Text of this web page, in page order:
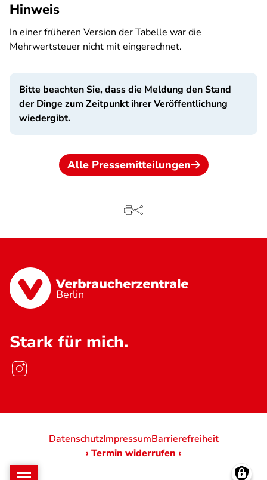
Hinweis
In einer früheren Version der Tabelle war die
Mehrwertsteuer nicht mit eingerechnet.
Bitte beachten Sie, dass die Meldung den Stand
der Dinge zum Zeitpunkt ihrer Veröffentlichung
wiedergibt.
Alle Pressemitteilungen
Berlin
Stark für mich.
DatenschutzImpressumBarrierefreiheit
› Termin widerrufen ‹